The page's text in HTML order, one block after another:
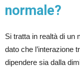
normale?
Si tratta in realtà di un
dato che l’interazione
dipendere sia dalla